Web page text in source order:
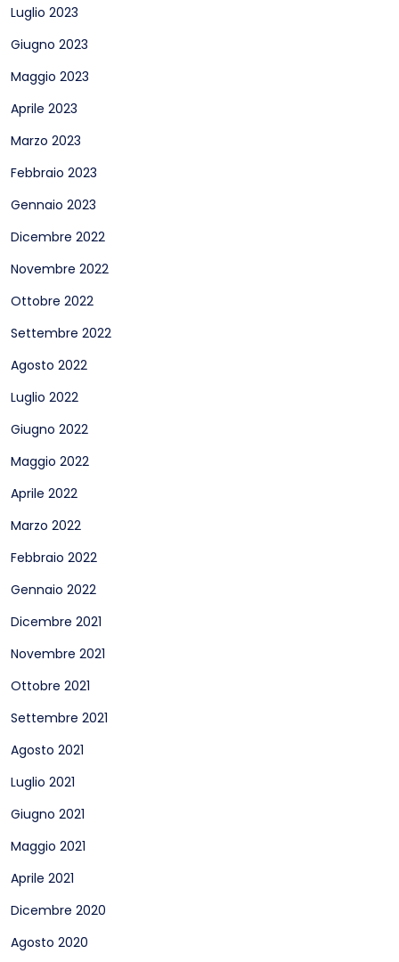
Luglio 2023
Giugno 2023
Maggio 2023
Aprile 2023
Marzo 2023
Febbraio 2023
Gennaio 2023
Dicembre 2022
Novembre 2022
Ottobre 2022
Settembre 2022
Agosto 2022
Luglio 2022
Giugno 2022
Maggio 2022
Aprile 2022
Marzo 2022
Febbraio 2022
Gennaio 2022
Dicembre 2021
Novembre 2021
Ottobre 2021
Settembre 2021
Agosto 2021
Luglio 2021
Giugno 2021
Maggio 2021
Aprile 2021
Dicembre 2020
Agosto 2020